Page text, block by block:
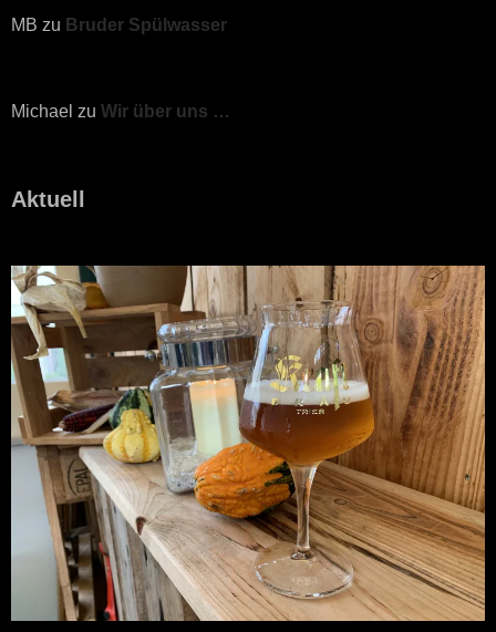
MB zu Bruder Spülwasser
Michael zu Wir über uns …
Aktuell